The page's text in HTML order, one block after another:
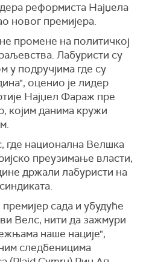
реформиста Најџела
новог премијера.
промене на политичкој
Лабуристи су
у подручјима где су
оценио је лидер
Најџел Фараж пре
којим данима кружи
где национална Велшка
преузимање власти,
држали лабуристи на
сада и убудуће
Велс, нити да зажмури
наше нације",
следбеницима